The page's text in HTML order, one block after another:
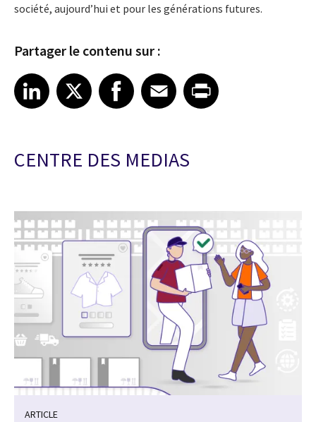
société, aujourd’hui et pour les générations futures.
Partager le contenu sur :
Share article on LinkedIn
LinkedIn
Share article on XShare article on Facebook
Facebook
Share article on Email
EmailShare article on Print
CENTRE DES MEDIAS
ARTICLE